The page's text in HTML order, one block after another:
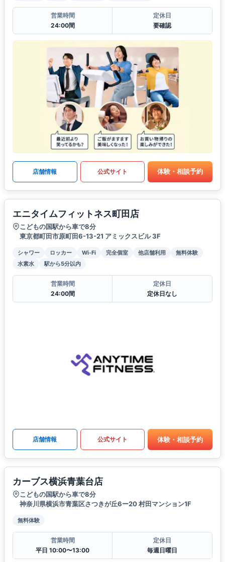
営業時間
24:00間
定休日
要確認
店舗情報 公式サイト 体験・相談予約
エニタイムフィットネス町田店
こどもの国駅から車で8分
東京都町田市原町田6-13-21 アミックスビル 3F
シャワー ロッカー Wi-Fi 完全個室 他店舗利用
無料体験
水素水
駅から5分以内
営業時間
24:00間
定休日
定休日なし
店舗情報 公式サイト 体験・相談予約
カーブス横浜青葉台店
こどもの国駅から車で8分
神奈川県横浜市青葉区さつきが丘6ー20 村田マンション1F
無料体験
営業時間
平日 10:00〜13:00
定休日
毎週日曜日